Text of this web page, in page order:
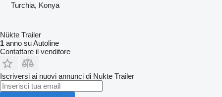
✅ Indirizzo: Büyükkayacık, 101. Cd No: 24/1, 42250 4.
OSB/Selçuklu/Konya
✅ Telefono: 444 6 121
✅ E-mail: export1@nuktetrailer.com
Turchia, Konya
Nükte Trailer
1 anno su Autoline
Contattare il venditore
Iscriversi ai nuovi annunci di Nukte Trailer